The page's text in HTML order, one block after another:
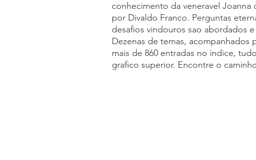
conhecimento da veneravel Joanna
por Divaldo Franco. Perguntas
desafios vindouros sao abordados
Dezenas de temas, acompanhados
mais de 860 entradas no indice,
grafico superior. Encontre o